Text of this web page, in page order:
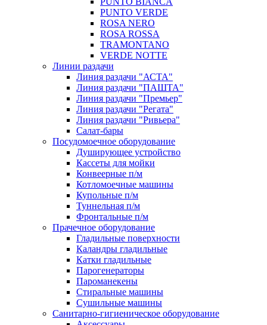
PUNTO VERDE
ROSA NERO
ROSA ROSSA
TRAMONTANO
VERDE NOTTE
Линии раздачи
Линия раздачи "АСТА"
Линия раздачи "ПАШТА"
Линия раздачи "Премьер"
Линия раздачи "Регата"
Линия раздачи "Ривьера"
Салат-бары
Посудомоечное оборудование
Душирующее устройство
Кассеты для мойки
Конвеерные п/м
Котломоечные машины
Купольные п/м
Туннельная п/м
Фронтальные п/м
Прачечное оборудование
Гладильные поверхности
Каландры гладильные
Катки гладильные
Парогенераторы
Пароманекены
Стиральные машины
Сушильные машины
Санитарно-гигиеническое оборудование